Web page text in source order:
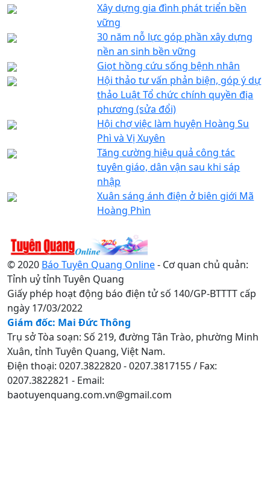
Xây dựng gia đình phát triển bền
vững
30 năm nỗ lực góp phần xây dựng
nền an sinh bền vững
Giọt hồng cứu sống bệnh nhân
Hội thảo tư vấn phản biện, góp ý dự
thảo Luật Tổ chức chính quyền địa
phương (sửa đổi)
Hội chợ việc làm huyện Hoàng Su
Phì và Vị Xuyên
Tăng cường hiệu quả công tác
tuyên giáo, dân vận sau khi sáp
nhập
Xuân sáng ánh điện ở biên giới Mã
Hoàng Phìn
© 2020 Báo Tuyên Quang Online- Cơ quan chủ quản:
Tỉnh uỷ tỉnh Tuyên Quang
Giấy phép hoạt động báo điện tử số 140/GP-BTTTT cấp
ngày 17/03/2022
Giám đốc: Mai Đức Thông
Trụ sở Tòa soạn: Số 219, đường Tân Trào, phường Minh
Xuân, tỉnh Tuyên Quang, Việt Nam.
Điện thoại: 0207.3822820 - 0207.3817155 / Fax:
0207.3822821 - Email:
baotuyenquang.com.vn@gmail.com